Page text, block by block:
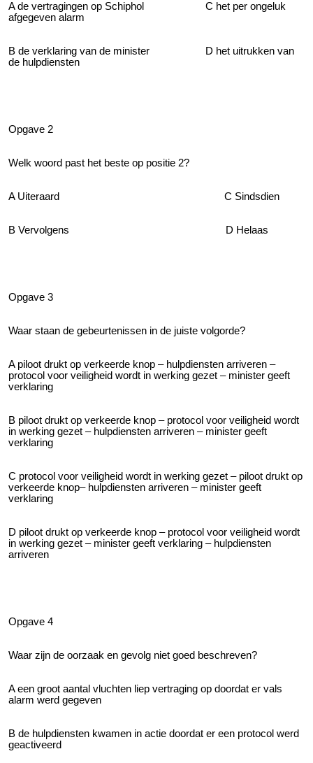
A de vertragingen op Schiphol C het per ongeluk
afgegeven alarm
B de verklaring van de minister D het uitrukken van
de hulpdiensten
Opgave 2
Welk woord past het beste op positie 2?
A Uiteraard C Sindsdien
B Vervolgens D Helaas
Opgave 3
Waar staan de gebeurtenissen in de juiste volgorde?
A piloot drukt op verkeerde knop – hulpdiensten arriveren –
protocol voor veiligheid wordt in werking gezet – minister geeft
verklaring
B piloot drukt op verkeerde knop – protocol voor veiligheid wordt
in werking gezet – hulpdiensten arriveren – minister geeft
verklaring
C protocol voor veiligheid wordt in werking gezet – piloot drukt op
verkeerde knop– hulpdiensten arriveren – minister geeft
verklaring
D piloot drukt op verkeerde knop – protocol voor veiligheid wordt
in werking gezet – minister geeft verklaring – hulpdiensten
arriveren
Opgave 4
Waar zijn de oorzaak en gevolg niet goed beschreven?
A een groot aantal vluchten liep vertraging op doordat er vals
alarm werd gegeven
B de hulpdiensten kwamen in actie doordat er een protocol werd
geactiveerd